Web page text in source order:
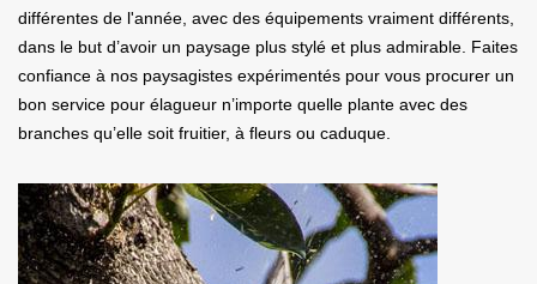
différentes de l'année, avec des équipements vraiment différents,
dans le but d’avoir un paysage plus stylé et plus admirable. Faites
confiance à nos paysagistes expérimentés pour vous procurer un
bon service pour élagueur n’importe quelle plante avec des
branches qu’elle soit fruitier, à fleurs ou caduque.